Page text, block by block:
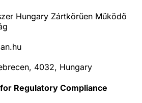
Hungary Zártkörűen Működő
4032, Hungary
Regulatory Compliance